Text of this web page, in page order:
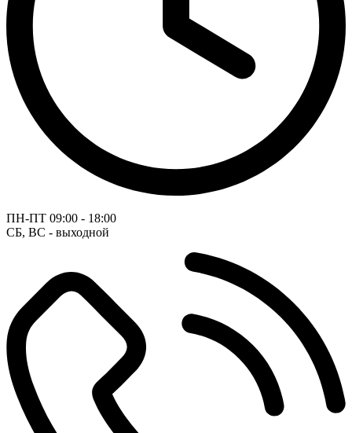
ПН-ПТ 09:00 - 18:00
СБ, ВС - выходной